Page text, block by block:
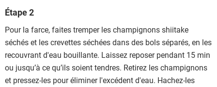
Étape 2
Pour la farce, faites tremper les champignons shiitake
séchés et les crevettes séchées dans des bols séparés, en les
recouvrant d'eau bouillante. Laissez reposer pendant 15 min
ou jusqu’à ce qu’ils soient tendres. Retirez les champignons
et pressez-les pour éliminer l'excédent d'eau. Hachez-les